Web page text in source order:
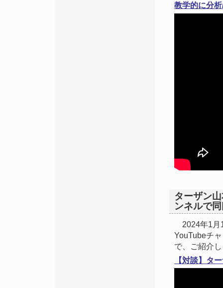
教学的に分
ターザン
ンネルで
2024年1月
YouTubeチ
で、ご紹介
【対談】タ